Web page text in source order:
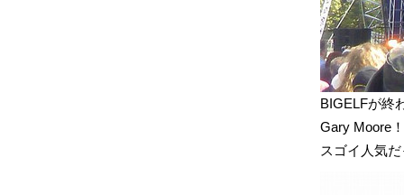
BIGELFが終
Gary Moore！
スゴイ人気